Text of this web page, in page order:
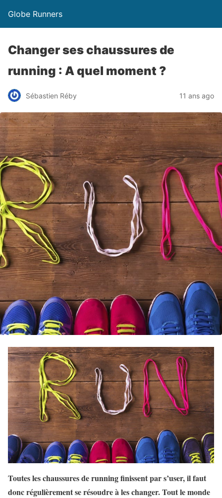
Globe Runners
Changer ses chaussures de
running : A quel moment ?
Sébastien Réby 11 ans ago
Toutes les chaussures de running finissent par s’user, il faut
donc régulièrement se résoudre à les changer. Tout le monde